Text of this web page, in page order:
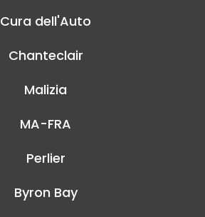
Cura dell'Auto
Chanteclair
Malizia
MA-FRA
Perlier
Byron Bay